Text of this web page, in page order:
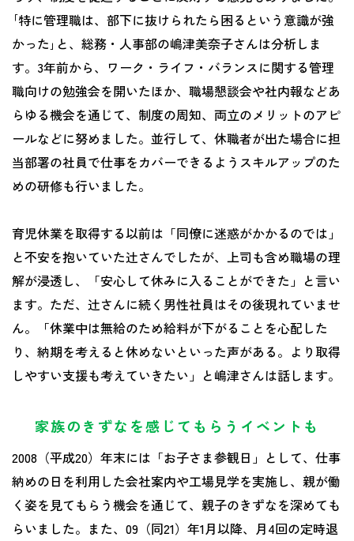
｢特に管理職は、部下に抜けられたら困るという意識が強
かった｣と、総務・人事部の嶋津美奈子さんは分析しま
す。3年前から、ワーク・ライフ・バランスに関する管理
職向けの勉強会を開いたほか、職場懇談会や社内報などあ
らゆる機会を通じて、制度の周知、両立のメリットのアピ
ールなどに努めました。並行して、休職者が出た場合に担
当部署の社員で仕事をカバーできるようスキルアップのた
めの研修も行いました。
育児休業を取得する以前は「同僚に迷惑がかかるのでは」
と不安を抱いていた辻さんでしたが、上司も含め職場の理
解が浸透し、「安心して休みに入ることができた」と言い
ます。ただ、辻さんに続く男性社員はその後現れていませ
ん。「休業中は無給のため給料が下がることを心配した
り、納期を考えると休めないといった声がある。より取得
しやすい支援も考えていきたい」と嶋津さんは話します。
家族のきずなを感じてもらうイベントも
2008（平成20）年末には「お子さま参観日」として、仕事
納めの日を利用した会社案内や工場見学を実施し、親が働
く姿を見てもらう機会を通じて、親子のきずなを深めても
らいました。また、09（同21）年1月以降、月4回の定時退